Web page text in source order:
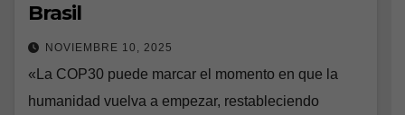
Brasil
NOVIEMBRE 10, 2025
«La COP30 puede marcar el momento en que la
humanidad vuelva a empezar, restableciendo